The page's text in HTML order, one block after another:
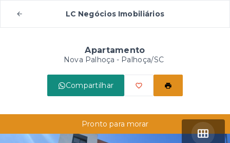
LC Negócios Imobiliários
Apartamento
Nova Palhoça - Palhoça/SC
Compartilhar
Pronto para morar